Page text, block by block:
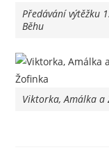
Předávání výtěžku
Běhu
Viktorka, Amálka a